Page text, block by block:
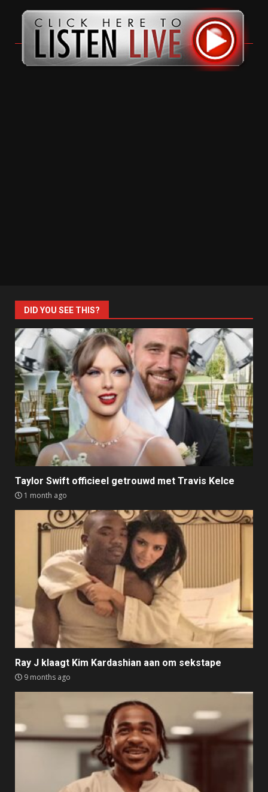
DID YOU SEE THIS?
Taylor Swift officieel getrouwd met Travis Kelce
1 month ago
Ray J klaagt Kim Kardashian aan om sekstape
9 months ago